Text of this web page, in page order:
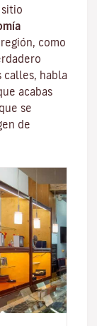
sitio
como
calles, habla
acabas
se
de